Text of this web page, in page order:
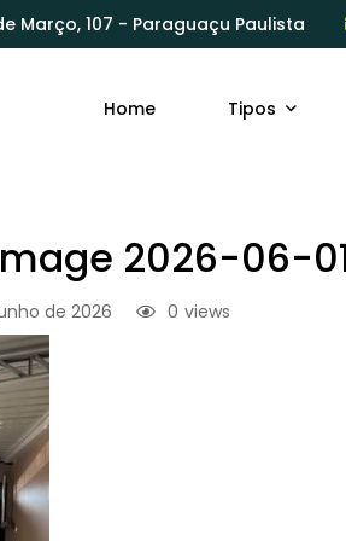
Março, 107 - Paraguaçu Paulista
Home Tipos
2026-06-01
de 2026 views
0